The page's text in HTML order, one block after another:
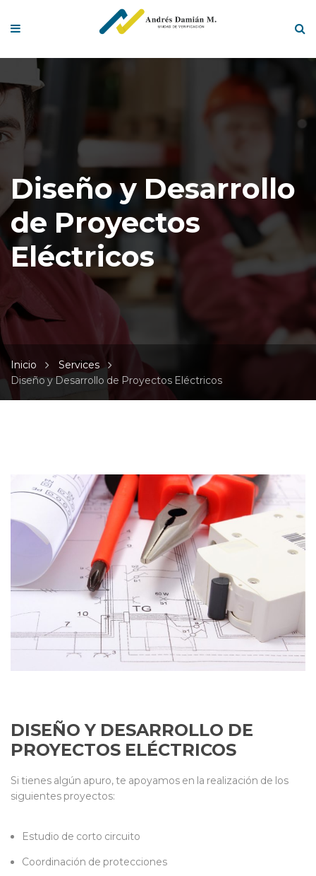
Diseño y Desarrollo
de Proyectos
Eléctricos
Inicio
Services
Diseño y Desarrollo de Proyectos Eléctricos
DISEÑO Y DESARROLLO DE
PROYECTOS ELÉCTRICOS
Si tienes algún apuro, te apoyamos en la realización de los
siguientes proyectos:
Estudio de corto circuito
Coordinación de protecciones